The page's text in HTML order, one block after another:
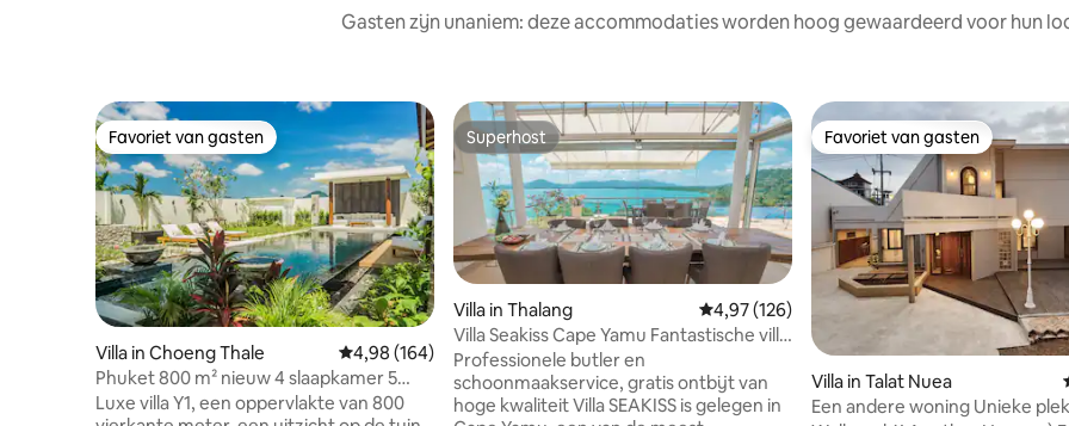
Gasten zijn unaniem: deze accommodaties worden hoog gewaardeerd voor hun
Favoriet van gasten
Favoriet van gasten
Villa in Choeng Thale Gemiddelde beoordeling van 4,98 op 5, 164 recensies
4,98 (164)
Phuket 800 m² nieuw 4 slaapkamer 5
badkamer groot zwembad luxe tuin villa
Luxe villa Y1, een oppervlakte van 800
Superhost
Superhost
Villa in Thalang Gemiddelde beoordeling van 4,97 op 5, 126
4,97 (126)
Villa Seakiss Cape Yamu Fantastische villa
met zeezicht, ontbijt, kamermeisje en
butler
Professionele butler en
schoonmaakservice, gratis ontbijt van
hoge kwaliteit Villa SEAKISS is gelegen in
Favoriet van gasten
Favoriet van gasten
Villa in Talat Nuea
Een andere woning Unieke plek in de